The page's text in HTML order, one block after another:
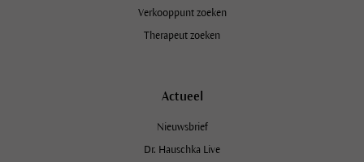
Verkooppunt zoeken
Therapeut zoeken
Actueel
Nieuwsbrief
Dr. Hauschka Live